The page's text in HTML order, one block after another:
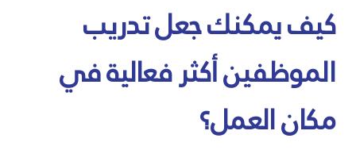
كيف يمكنك جعل تدريب
الموظفين أكثر فعالية في
مكان العمل؟